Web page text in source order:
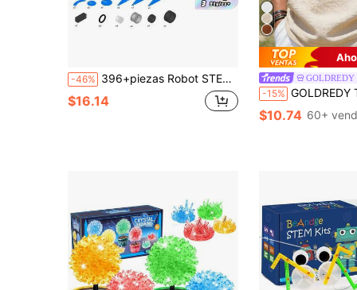
-46% 396+piezas Robot STEM, Juego de Bloques de Construcción 9686, Kit de Construcción de Engranajes Mecánicos Technic, Bloques de Construcción Educativos de Ingeniería MOC, Adecuado como Regalo Creativo para Mayores de 14 Años, Material ABS, Colores Mixtos, Modelos Ensamblados
$16.14
GOLDREDY
-15% GOLDREDY Top sin mangas con capucha ajustado y casual de moda
$10.74 60+